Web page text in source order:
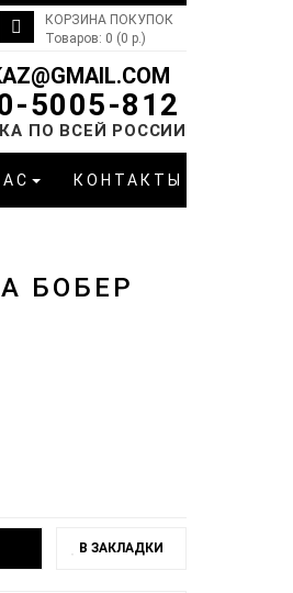
КОРЗИНА ПОКУПОК
Товаров: 0 (0 р.)
5005-812
ПО ВСЕЙ РОССИИ
КОНТАКТЫ
БОБЕР
В ЗАКЛАДКИ